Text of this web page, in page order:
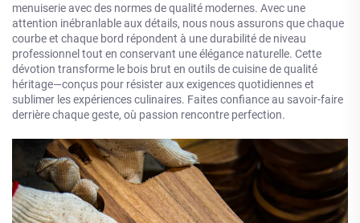
menuiserie avec des normes de qualité modernes. Avec une
attention inébranlable aux détails, nous nous assurons que chaque
courbe et chaque bord répondent à une durabilité de niveau
professionnel tout en conservant une élégance naturelle. Cette
dévotion transforme le bois brut en outils de cuisine de qualité
héritage—conçus pour résister aux exigences quotidiennes et
sublimer les expériences culinaires. Faites confiance au savoir-faire
derrière chaque geste, où passion rencontre perfection.